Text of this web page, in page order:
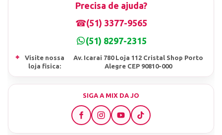
Precisa de ajuda?
☎(51) 3377-9565
(51) 8297-2315
⌖
Visite nossa
loja fisica:
Av. Icarai 780 Loja 112 Cristal Shop Porto
Alegre CEP 90810-000
SIGA A MIX DA JO